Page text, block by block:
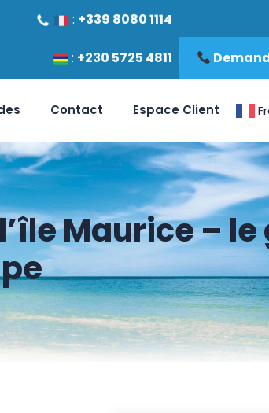
: +339 8080 1114
: +230 5725 4811
Contact Espace Client
Maurice –